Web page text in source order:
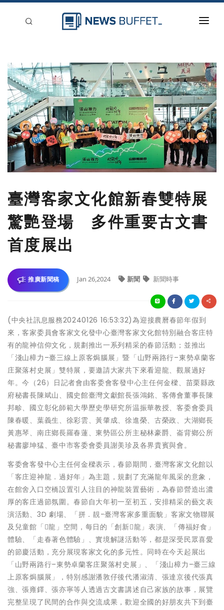
新聞稿分類
登入
刊登
臺灣客家文化館新春雙特展
驚艷登場 多件重要古文書
首度展出
推廣新聞稿 Jan 26,2024 新聞 新聞時事
(中央社訊息服務20240126 16:53:32)為迎接農曆春節年假到
來，客家委員會客家文化發中心臺灣客家文化館特別融合客庄特
有的龍神信仰文化，規劃推出一系列精采的春節活動；並推出
「淺山樟力–臺三線上原客焗腦展」暨「山野兩路行–東勢卓蘭客
庄聚落村史展」雙特展，要邀請大家共下來看迎龍、觀展過好
年。今（26）日記者會由客委會客發中心主任何金樑、苗栗縣政
府秘書長陳斌山、國史館臺灣文獻館長張鴻銘、客傳會董事長陳
邦畛、國立彰化師範大學歷史學研究所温振華教授、客委會委員
陳春暖、葉義生、徐彩雲、黃肇成、徐進榮、古榮政、大湖鄉長
黃惠琴、南庄鄉長羅春蓮、東勢區公所主秘林豪爵、崙背鄉公所
秘書廖坤猛、臺中市客委會委員謝美珍及各界貴賓與會。
客委會客發中心主任何金樑表示，春節期間，臺灣客家文化館以
「客庄迎神龍．過好年」為主題，規劃了充滿龍年風采的意象，
在館舍入口空橋設置引人注目的神龍裝置藝術，為春節營造出濃
厚的客庄過節氛圍。春節自大年初一至初五，安排精采的藝文表
演活動、3D 劇場、「拼．靚-臺灣客家多重面貌」客家文物聯展
及兒童館「𪹚龍」空間，每日的「創新𪹚龍」表演、「傳福好食」
體驗、「走春著色體驗」、實境解謎活動等，都是深受民眾喜愛
的節慶活動，充分展現客家文化的多元性。同時在今天起展出
「山野兩路行–東勢卓蘭客庄聚落村史展」、「淺山樟力–臺三線
上原客焗腦展」，特別感謝潘敦仔後代潘淑清、張達京後代張真
強、張雍鐸、張亦寧等人透過古文書講述自己家族的故事，展覽
完整呈現了民間的合作與交流成果，歡迎全國的好朋友共下到臺